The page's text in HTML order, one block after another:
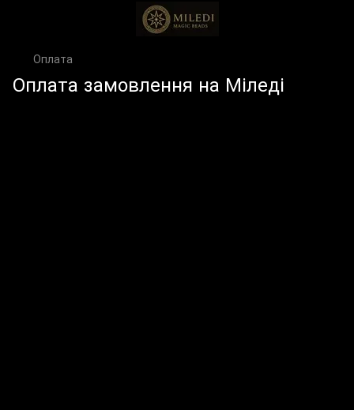
Оплата
Оплата замовлення на Міледі